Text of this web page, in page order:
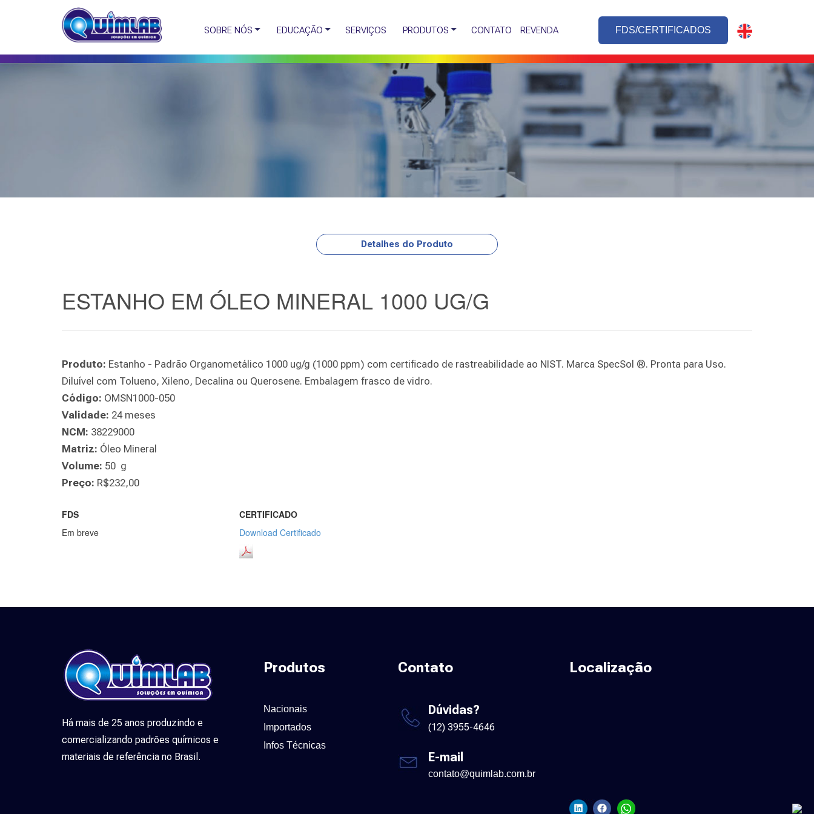
SOBRE NÓS EDUCAÇÃO SERVIÇOS PRODUTOS CONTATO REVENDA FDS/CERTIFICADOS
Detalhes do Produto
ESTANHO EM ÓLEO MINERAL 1000 UG/G
Produto: Estanho - Padrão Organometálico 1000 ug/g (1000 ppm) com certificado de rastreabilidade ao NIST. Marca SpecSol ®. Pronta para Uso.
Diluível com Tolueno, Xileno, Decalina ou Querosene. Embalagem frasco de vidro.
Código: OMSN1000-050
Validade: 24 meses
NCM: 38229000
Matriz: Óleo Mineral
Volume: 50 g
Preço: R$232,00
FDS
Em breve
CERTIFICADO
Download Certificado
Há mais de 25 anos produzindo e
comercializando padrões químicos e
materiais de referência no Brasil.
Produtos
Nacionais
Importados
Infos Técnicas
Contato
Dúvidas?
(12) 3955-4646
E-mail
contato@quimlab.com.br
Localização